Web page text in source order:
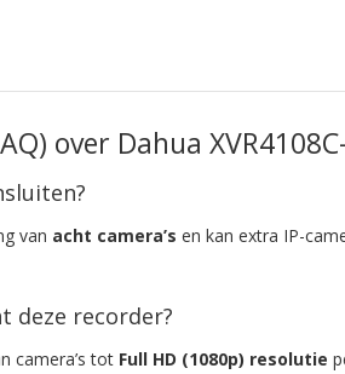
over Dahua
van acht camera’s en kan extra IP-
deze recorder?
camera’s tot Full HD (1080p) resolutie